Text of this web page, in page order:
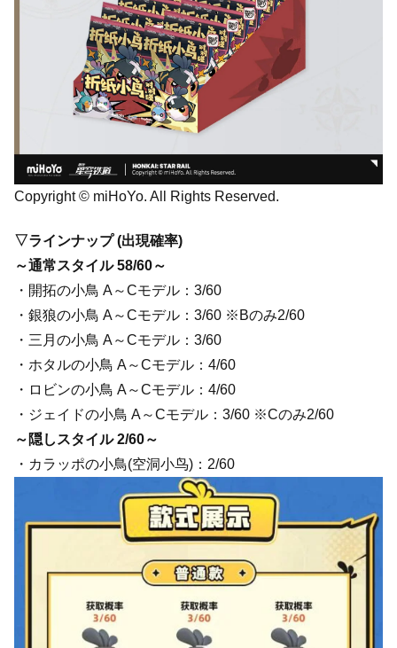
Copyright © miHoYo. All Rights Reserved.
▽ラインナップ (出現確率)
～通常スタイル 58/60～
・開拓の小鳥 A～Cモデル：3/60
・銀狼の小鳥 A～Cモデル：3/60 ※Bのみ2/60
・三月の小鳥 A～Cモデル：3/60
・ホタルの小鳥 A～Cモデル：4/60
・ロビンの小鳥 A～Cモデル：4/60
・ジェイドの小鳥 A～Cモデル：3/60 ※Cのみ2/60
～隠しスタイル 2/60～
・カラッポの小鳥(空洞小鸟)：2/60